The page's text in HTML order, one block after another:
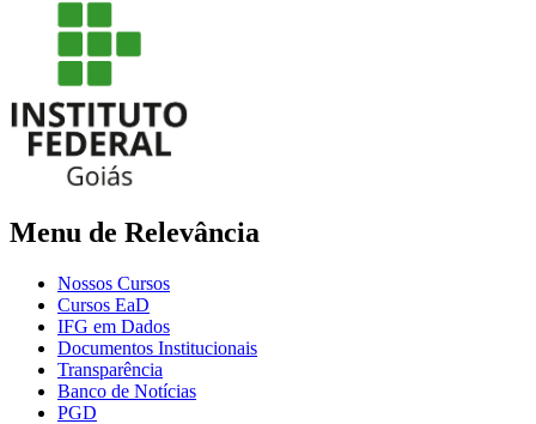
Menu de Relevância
Nossos Cursos
Cursos EaD
IFG em Dados
Documentos Institucionais
Transparência
Banco de Notícias
PGD